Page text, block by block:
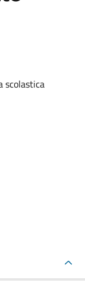
scolastica